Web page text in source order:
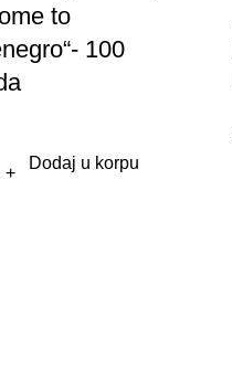
to
100
Dodaj u korpu